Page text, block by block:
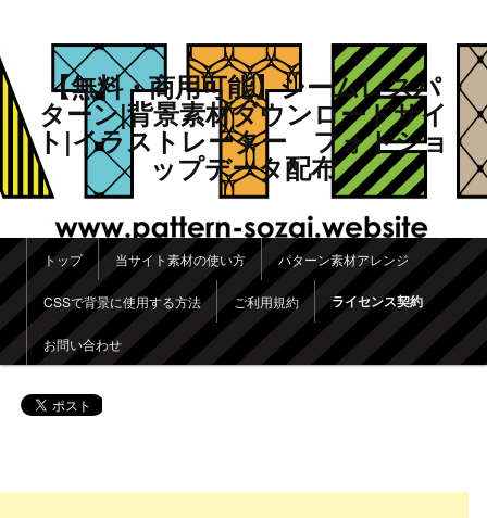
【無料・商用可能】シームレスパ
ターン|背景素材ダウンロードサイ
ト|イラストレーター フォトショ
ップデータ配布
メインメニュー
メインコンテンツへ移動
サブコンテンツへ移動
トップ 当サイト素材の使い方 パターン素材アレンジ
CSSで背景に使用する方法 ご利用規約 ライセンス契約
お問い合わせ